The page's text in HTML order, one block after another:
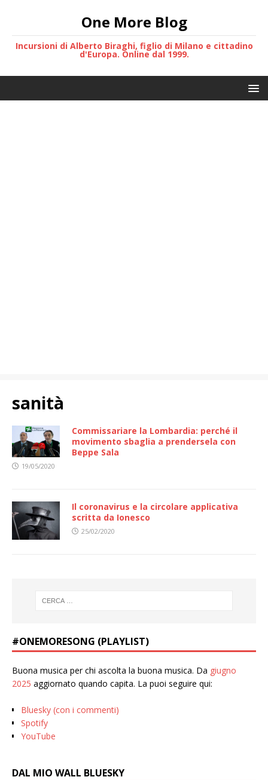
One More Blog
Incursioni di Alberto Biraghi, figlio di Milano e cittadino
d'Europa. Online dal 1999.
sanità
Commissariare la Lombardia: perché il
movimento sbaglia a prendersela con
Beppe Sala
19/05/2020
Il coronavirus e la circolare applicativa
scritta da Ionesco
25/02/2020
#ONEMORESONG (PLAYLIST)
Buona musica per chi ascolta la buona musica. Da giugno
2025 aggiornato quando capita. La puoi seguire qui:
Bluesky (con i commenti)
Spotify
YouTube
DAL MIO WALL BLUESKY